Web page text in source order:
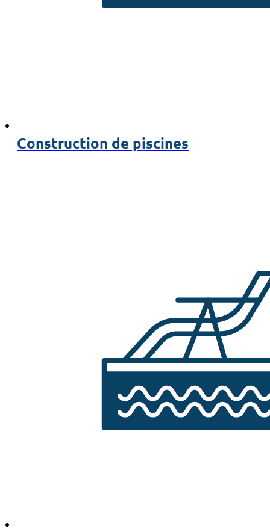
Construction de piscines